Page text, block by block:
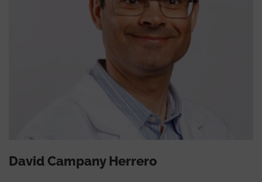
David Campany Herrero